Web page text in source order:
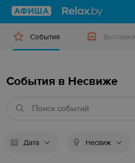
События Выставки
События в Несвиже
Дата Несвиж